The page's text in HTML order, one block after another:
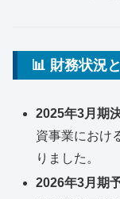
📊 財務状況
2025年3月期
資事業におけ
りました。
2026年3月期